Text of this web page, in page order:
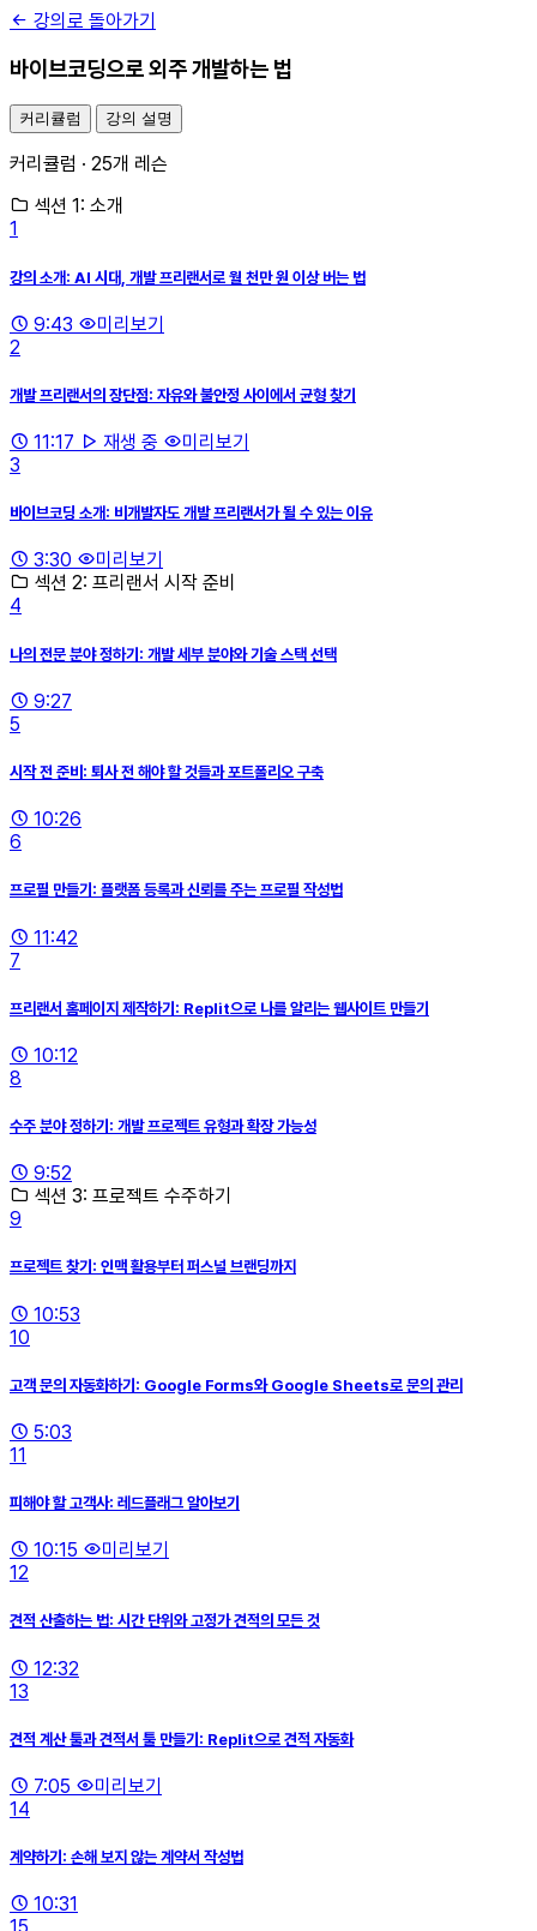
강의로 돌아가기
바이브코딩으로 외주 개발하는 법
커리큘럼 강의 설명
커리큘럼 · 25개 레슨
섹션 1: 소개
1
강의 소개: AI 시대, 개발 프리랜서로 월 천만 원 이상 버는 법
9:43
미리보기
2
개발 프리랜서의 장단점: 자유와 불안정 사이에서 균형 찾기
11:17 재생 중
미리보기
3
바이브코딩 소개: 비개발자도 개발 프리랜서가 될 수 있는 이유
3:30
미리보기
섹션 2: 프리랜서 시작 준비
4
나의 전문 분야 정하기: 개발 세부 분야와 기술 스택 선택
9:27
5
시작 전 준비: 퇴사 전 해야 할 것들과 포트폴리오 구축
10:26
6
프로필 만들기: 플랫폼 등록과 신뢰를 주는 프로필 작성법
11:42
7
프리랜서 홈페이지 제작하기: Replit으로 나를 알리는 웹사이트 만들기
10:12
8
수주 분야 정하기: 개발 프로젝트 유형과 확장 가능성
9:52
섹션 3: 프로젝트 수주하기
9
프로젝트 찾기: 인맥 활용부터 퍼스널 브랜딩까지
10:53
10
고객 문의 자동화하기: Google Forms와 Google Sheets로 문의 관리
5:03
11
피해야 할 고객사: 레드플래그 알아보기
10:15
미리보기
12
견적 산출하는 법: 시간 단위와 고정가 견적의 모든 것
12:32
13
견적 계산 툴과 견적서 툴 만들기: Replit으로 견적 자동화
7:05
미리보기
14
계약하기: 손해 보지 않는 계약서 작성법
10:31